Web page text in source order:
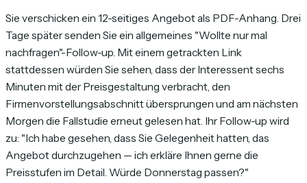
Sie verschicken ein 12-seitiges Angebot als PDF-Anhang. Drei
Tage später senden Sie ein allgemeines "Wollte nur mal
nachfragen"-Follow-up. Mit einem getrackten Link
stattdessen würden Sie sehen, dass der Interessent sechs
Minuten mit der Preisgestaltung verbracht, den
Firmenvorstellungsabschnitt übersprungen und am nächsten
Morgen die Fallstudie erneut gelesen hat. Ihr Follow-up wird
zu: "Ich habe gesehen, dass Sie Gelegenheit hatten, das
Angebot durchzugehen — ich erkläre Ihnen gerne die
Preisstufen im Detail. Würde Donnerstag passen?"